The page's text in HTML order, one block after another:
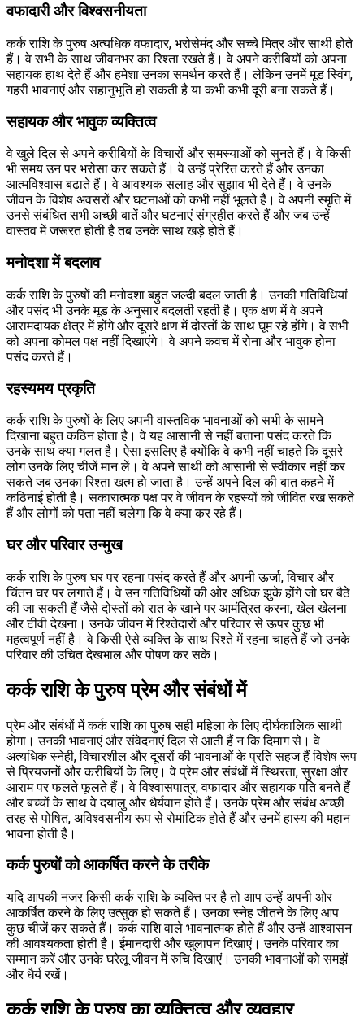
वफादारी और विश्वसनीयता
कर्क राशि के पुरुष अत्यधिक वफादार, भरोसेमंद और सच्चे मित्र और साथी होते
हैं। वे सभी के साथ जीवनभर का रिश्ता रखते हैं। वे अपने करीबियों को अपना
सहायक हाथ देते हैं और हमेशा उनका समर्थन करते हैं। लेकिन उनमें मूड स्विंग,
गहरी भावनाएं और सहानुभूति हो सकती है या कभी कभी दूरी बना सकते हैं।
सहायक और भावुक व्यक्तित्व
वे खुले दिल से अपने करीबियों के विचारों और समस्याओं को सुनते हैं। वे किसी
भी समय उन पर भरोसा कर सकते हैं। वे उन्हें प्रेरित करते हैं और उनका
आत्मविश्वास बढ़ाते हैं। वे आवश्यक सलाह और सुझाव भी देते हैं। वे उनके
जीवन के विशेष अवसरों और घटनाओं को कभी नहीं भूलते हैं। वे अपनी स्मृति में
उनसे संबंधित सभी अच्छी बातें और घटनाएं संग्रहीत करते हैं और जब उन्हें
वास्तव में जरूरत होती है तब उनके साथ खड़े होते हैं।
मनोदशा में बदलाव
कर्क राशि के पुरुषों की मनोदशा बहुत जल्दी बदल जाती है। उनकी गतिविधियां
और पसंद भी उनके मूड के अनुसार बदलती रहती है। एक क्षण में वे अपने
आरामदायक क्षेत्र में होंगे और दूसरे क्षण में दोस्तों के साथ घूम रहे होंगे। वे सभी
को अपना कोमल पक्ष नहीं दिखाएंगे। वे अपने कवच में रोना और भावुक होना
पसंद करते हैं।
रहस्यमय प्रकृति
कर्क राशि के पुरुषों के लिए अपनी वास्तविक भावनाओं को सभी के सामने
दिखाना बहुत कठिन होता है। वे यह आसानी से नहीं बताना पसंद करते कि
उनके साथ क्या गलत है। ऐसा इसलिए है क्योंकि वे कभी नहीं चाहते कि दूसरे
लोग उनके लिए चीजें मान लें। वे अपने साथी को आसानी से स्वीकार नहीं कर
सकते जब उनका रिश्ता खत्म हो जाता है। उन्हें अपने दिल की बात कहने में
कठिनाई होती है। सकारात्मक पक्ष पर वे जीवन के रहस्यों को जीवित रख सकते
हैं और लोगों को पता नहीं चलेगा कि वे क्या कर रहे हैं।
घर और परिवार उन्मुख
कर्क राशि के पुरुष घर पर रहना पसंद करते हैं और अपनी ऊर्जा, विचार और
चिंतन घर पर लगाते हैं। वे उन गतिविधियों की ओर अधिक झुके होंगे जो घर बैठे
की जा सकती हैं जैसे दोस्तों को रात के खाने पर आमंत्रित करना, खेल खेलना
और टीवी देखना। उनके जीवन में रिश्तेदारों और परिवार से ऊपर कुछ भी
महत्वपूर्ण नहीं है। वे किसी ऐसे व्यक्ति के साथ रिश्ते में रहना चाहते हैं जो उनके
परिवार की उचित देखभाल और पोषण कर सके।
कर्क राशि के पुरुष प्रेम और संबंधों में
प्रेम और संबंधों में कर्क राशि का पुरुष सही महिला के लिए दीर्घकालिक साथी
होगा। उनकी भावनाएं और संवेदनाएं दिल से आती हैं न कि दिमाग से। वे
अत्यधिक स्नेही, विचारशील और दूसरों की भावनाओं के प्रति सहज हैं विशेष रूप
से प्रियजनों और करीबियों के लिए। वे प्रेम और संबंधों में स्थिरता, सुरक्षा और
आराम पर फलते फूलते हैं। वे विश्वासपात्र, वफादार और सहायक पति बनते हैं
और बच्चों के साथ वे दयालु और धैर्यवान होते हैं। उनके प्रेम और संबंध अच्छी
तरह से पोषित, अविश्वसनीय रूप से रोमांटिक होते हैं और उनमें हास्य की महान
भावना होती है।
कर्क पुरुषों को आकर्षित करने के तरीके
यदि आपकी नजर किसी कर्क राशि के व्यक्ति पर है तो आप उन्हें अपनी ओर
आकर्षित करने के लिए उत्सुक हो सकते हैं। उनका स्नेह जीतने के लिए आप
कुछ चीजें कर सकते हैं। कर्क राशि वाले भावनात्मक होते हैं और उन्हें आश्वासन
की आवश्यकता होती है। ईमानदारी और खुलापन दिखाएं। उनके परिवार का
सम्मान करें और उनके घरेलू जीवन में रुचि दिखाएं। उनकी भावनाओं को समझें
और धैर्य रखें।